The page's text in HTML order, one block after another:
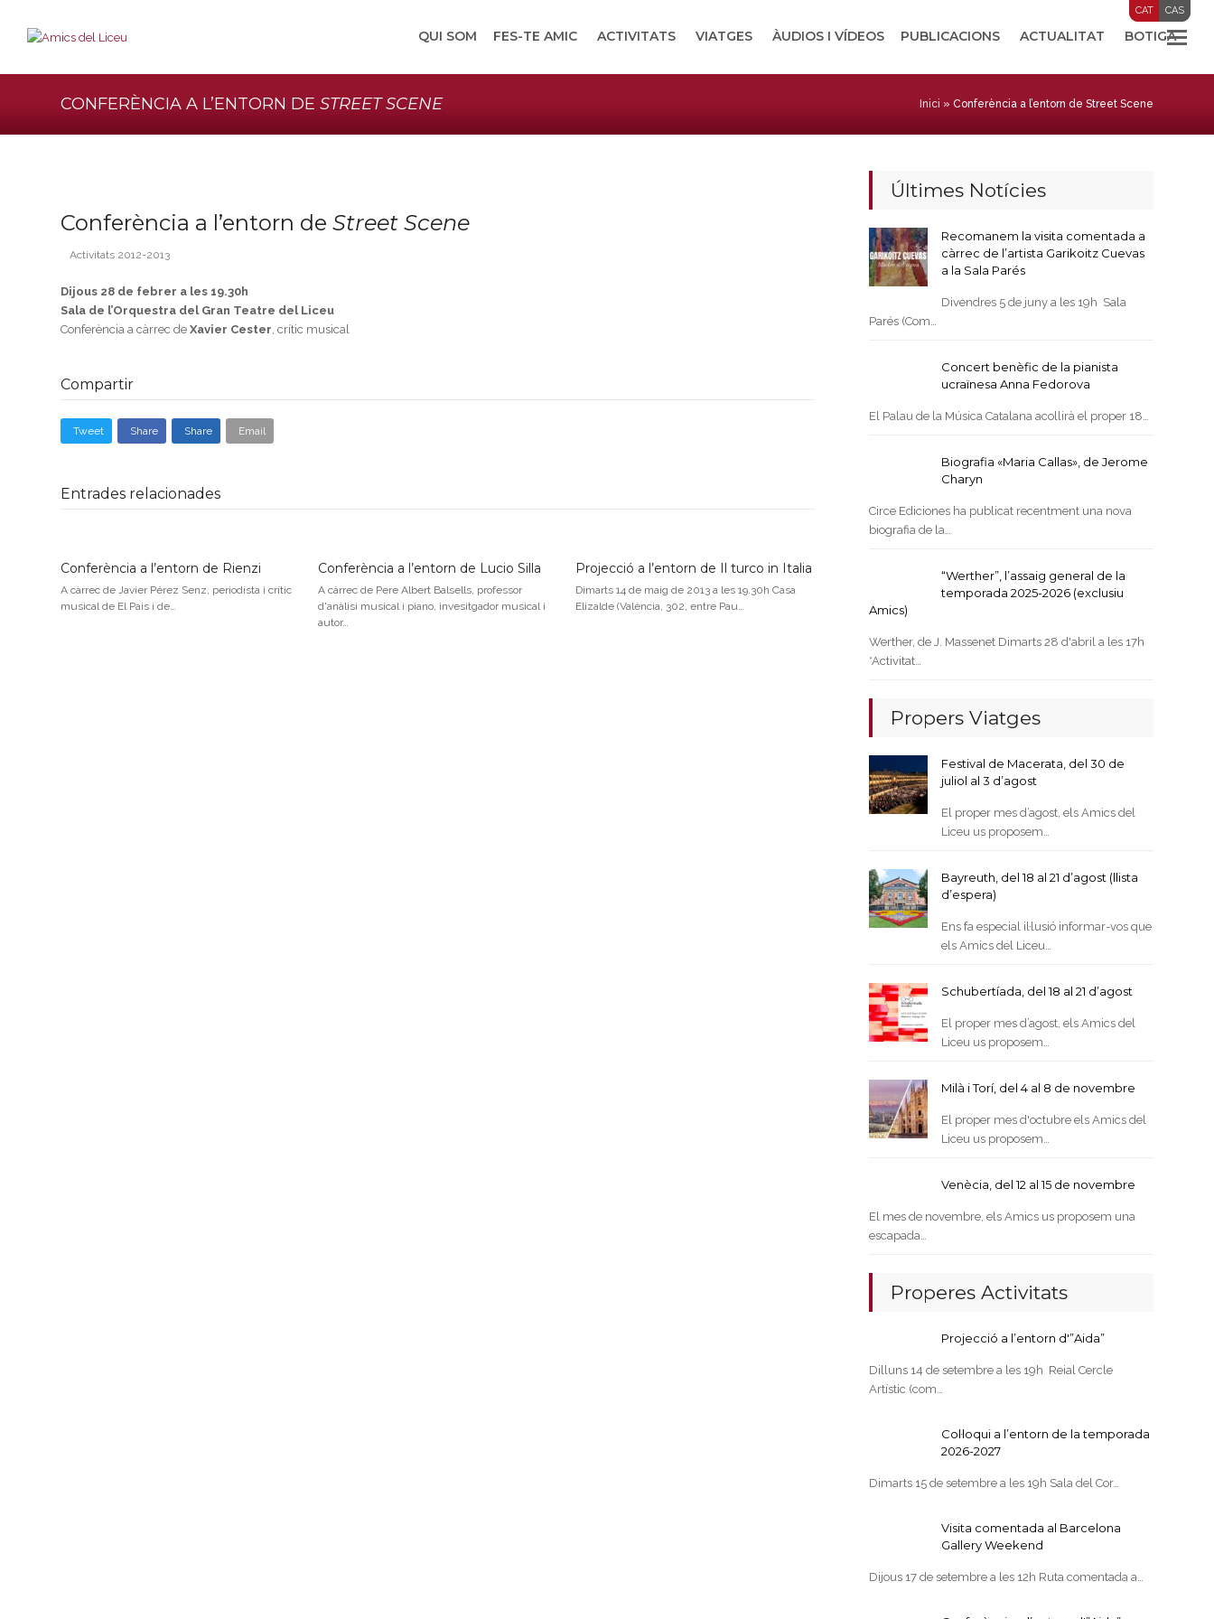
CAT CAS
QUI SOM FES-TE AMIC ACTIVITATS VIATGES ÀUDIOS I VÍDEOS PUBLICACIONS ACTUALITAT BOTIGA
CONFERÈNCIA A L’ENTORN DESTREET SCENE Inici » Conferència a l’entorn de Street Scene
Conferència a l’entorn deStreet Scene
Activitats 2012-2013
Dijous 28 de febrer a les 19.30h
Sala de l’Orquestra del Gran Teatre del Liceu
Conferència a càrrec de Xavier Cester, crític musical
Compartir
Tweet Share Share Email
Entrades relacionades
Conferència a l’entorn de Rienzi
A càrrec de Javier Pérez Senz, periodista i crític
musical de El Pais i de…
Conferència a l’entorn de Lucio Silla
A càrrec de Pere Albert Balsells, professor
d'anàlisi musical i piano, invesitgador musical i
autor…
Projecció a l’entorn de Il turco in Italia
Dimarts 14 de maig de 2013 a les 19.30h Casa
Elizalde (València, 302, entre Pau…
Últimes Notícies
Recomanem la visita comentada a
càrrec de l’artista Garikoitz Cuevas
a la Sala Parés
Divendres 5 de juny a les 19h Sala
Parés (Com…
Concert benèfic de la pianista
ucraïnesa Anna Fedorova
El Palau de la Música Catalana acollirà el proper 18…
Biografia «Maria Callas», de Jerome
Charyn
Circe Ediciones ha publicat recentment una nova
biografia de la…
“Werther”, l’assaig general de la
temporada 2025-2026 (exclusiu
Amics)
Werther, de J. Massenet Dimarts 28 d'abril a les 17h
*Activitat…
Propers Viatges
Festival de Macerata, del 30 de
juliol al 3 d’agost
El proper mes d’agost, els Amics del
Liceu us proposem…
Bayreuth, del 18 al 21 d’agost (llista
d’espera)
Ens fa especial il·lusió informar-vos que
els Amics del Liceu…
Schubertíada, del 18 al 21 d’agost
El proper mes d’agost, els Amics del
Liceu us proposem…
Milà i Torí, del 4 al 8 de novembre
El proper mes d'octubre els Amics del
Liceu us proposem…
Venècia, del 12 al 15 de novembre
El mes de novembre, els Amics us proposem una
escapada…
Properes Activitats
Projecció a l’entorn d'”Aida”
Dilluns 14 de setembre a les 19h Reial Cercle
Artístic (com…
Col·loqui a l’entorn de la temporada
2026-2027
Dimarts 15 de setembre a les 19h Sala del Cor…
Visita comentada al Barcelona
Gallery Weekend
Dijous 17 de setembre a les 12h Ruta comentada a…